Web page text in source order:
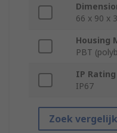
66 x 90 x
Housing
PBT
IP Rating
IP67
Zoek